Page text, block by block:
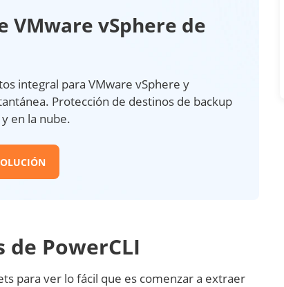
VMware vSphere de
integral para VMware vSphere y
Protección de destinos de backup
en la nube.
de PowerCLI
para ver lo fácil que es comenzar a extraer